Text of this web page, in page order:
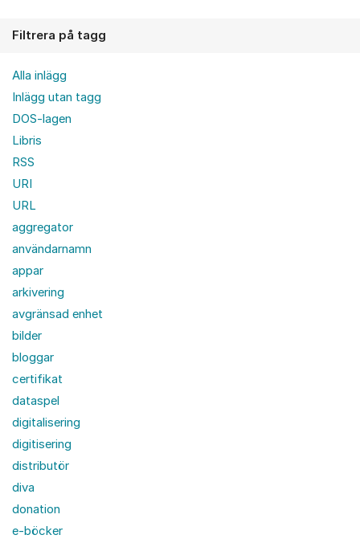
Filtrera på tagg
Alla inlägg
Inlägg utan tagg
DOS-lagen
Libris
RSS
URI
URL
aggregator
användarnamn
appar
arkivering
avgränsad enhet
bilder
bloggar
certifikat
dataspel
digitalisering
digitisering
distributör
diva
donation
e-böcker